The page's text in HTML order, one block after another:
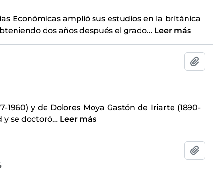
Económicas amplió sus estudios en la británica
dos años después el grado… Leer más
1960) y de Dolores Moya Gastón de Iriarte (1890-
y se doctoró… Leer más